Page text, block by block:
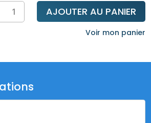
AJOUTER AU PANIER
Voir mon panier